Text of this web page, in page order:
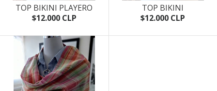
TOP BIKINI PLAYERO
$12.000 CLP
TOP BIKINI
$12.000 CLP